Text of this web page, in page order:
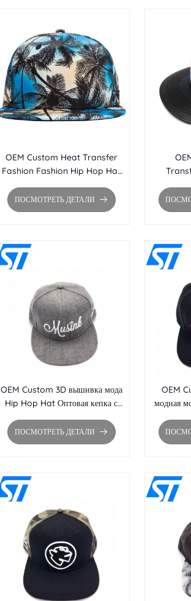
OEM Custom Heat Transfer
Fashion Fashion Hip Hop Hat
Brim Snapback
ПОСМОТРЕТЬ ДЕТАЛИ
OEM Custom 3D вышивка мода
Hip Hop Hat Оптовая кепка с
ПОСМОТРЕТЬ ДЕТАЛИ
OEM
модная